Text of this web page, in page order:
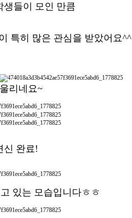
생들이 모인 만큼
특히 많은 관심을 받았어요^^
리네요~
신 완료!
있는 모습입니다ㅎㅎ